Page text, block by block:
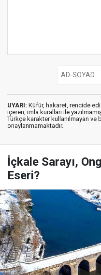
UYARI: Küfür, hakaret, rencide
içeren, imla kuralları ile
Türkçe karakter kullanılmayan ve
onaylanmamaktadır.
İçkale Sarayı,
Eseri?